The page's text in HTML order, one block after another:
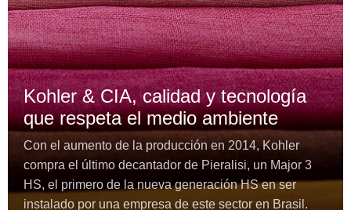
Kohler & CIA, calidad y tecnología
que respeta el medio ambiente
Con el aumento de la producción en 2014, Kohler
compra el último decantador de Pieralisi, un Major 3
HS, el primero de la nueva generación HS en ser
instalado por una empresa de este sector en Brasil.